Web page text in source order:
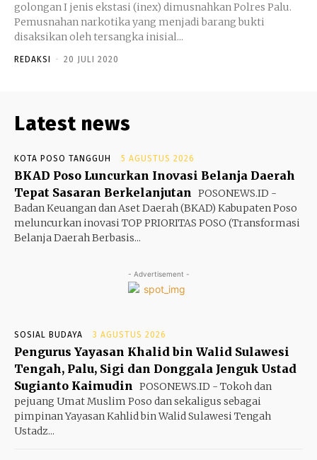
golongan I jenis ekstasi (inex) dimusnahkan Polres Palu.
Pemusnahan narkotika yang menjadi barang bukti
disaksikan oleh tersangka inisial...
REDAKSI - 20 JULI 2020
Latest news
KOTA POSO TANGGUH 5 AGUSTUS 2026
BKAD Poso Luncurkan Inovasi Belanja Daerah
Tepat Sasaran Berkelanjutan POSONEWS.ID -
Badan Keuangan dan Aset Daerah (BKAD) Kabupaten Poso
meluncurkan inovasi TOP PRIORITAS POSO (Transformasi
Belanja Daerah Berbasis...
- Advertisement -
SOSIAL BUDAYA 3 AGUSTUS 2026
Pengurus Yayasan Khalid bin Walid Sulawesi
Tengah, Palu, Sigi dan Donggala Jenguk Ustad
Sugianto Kaimudin POSONEWS.ID - Tokoh dan
pejuang Umat Muslim Poso dan sekaligus sebagai
pimpinan Yayasan Kahlid bin Walid Sulawesi Tengah
Ustadz...